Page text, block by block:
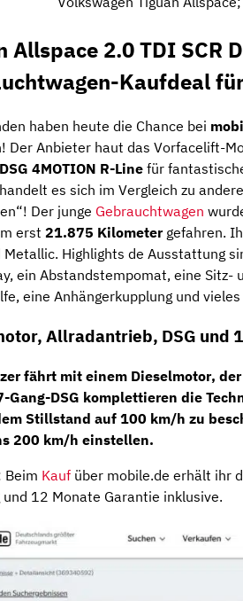
Allspace 2.0 TDI SCR
Kaufdeal
haben heute die Chance bei
Der Anbieter haut das Vorfacelift-
4MOTION R-Linefür
es sich im Vergleich zu
Der junge Gebrauchtwagen
erst 21.875 Kilometergefahren.
Metallic. Highlights de Ausstattung
ein Abstandstempomat, eine Sitz-
eine Anhängerkupplung und vieles
Allradantrieb, DSG und
fährt mit einem Dieselmotor, der
Gang-DSG komplettieren die
Stillstand auf 100 km/h zu
200 km/h einstellen.
Beim Kauf über mobile.de erhält ihr
und 12 Monate Garantie inklusive.